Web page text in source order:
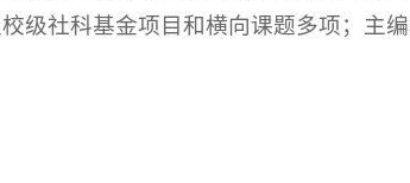
级社科基金项目和横向课题多项；主